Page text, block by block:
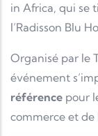
in Africa, qui se
l’Radisson Blu
Organisé par le
événement
référence pour
commerce et